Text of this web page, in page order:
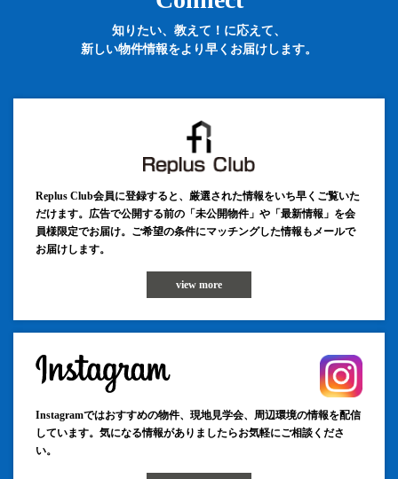
知りたい、教えて！に応えて、
新しい物件情報をより早くお届けします。
Replus Club会員に登録すると、厳選された情報をいち早くご覧いた
だけます。広告で公開する前の「未公開物件」や「最新情報」を会
員様限定でお届け。ご希望の条件にマッチングした情報もメールで
お届けします。
view more
Instagramではおすすめの物件、現地見学会、周辺環境の情報を配信
しています。気になる情報がありましたらお気軽にご相談くださ
い。